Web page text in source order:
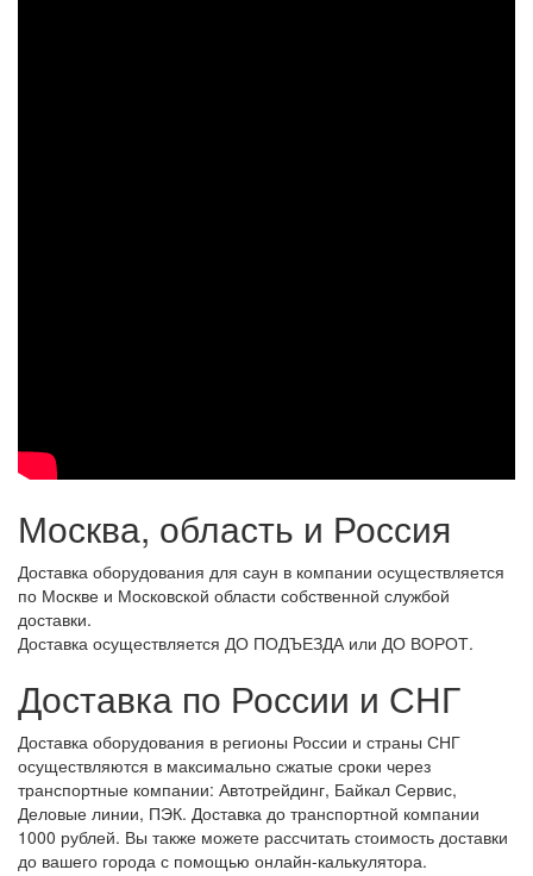
Москва, область и Россия
Доставка оборудования для саун в компании осуществляется
по Москве и Московской области собственной службой
доставки.
Доставка осуществляется ДО ПОДЪЕЗДА или ДО ВОРОТ.
Доставка по России и СНГ
Доставка оборудования в регионы России и страны СНГ
осуществляются в максимально сжатые сроки через
транспортные компании: Автотрейдинг, Байкал Сервис,
Деловые линии, ПЭК. Доставка до транспортной компании
1000 рублей. Вы также можете рассчитать стоимость доставки
до вашего города с помощью онлайн-калькулятора.